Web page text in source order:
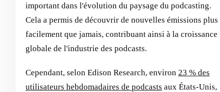
important dans l'évolution du paysage du podcasting.
Cela a permis de découvrir de nouvelles émissions plus
facilement que jamais, contribuant ainsi à la croissance
globale de l'industrie des podcasts.
Cependant, selon Edison Research, environ 23 % des
utilisateurs hebdomadaires de podcasts aux États-Unis,